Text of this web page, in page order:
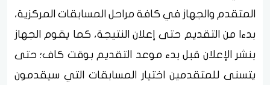
المتقدم والجهاز في كافة مراحل المسابقات المركزية،
بدءا من التقديم حتى إعلان النتيجة، كما يقوم الجهاز
بنشر الإعلان قبل بدء موعد التقديم بوقت كاف؛ حتى
يتسنى للمتقدمين اختيار المسابقات التي سيقدمون